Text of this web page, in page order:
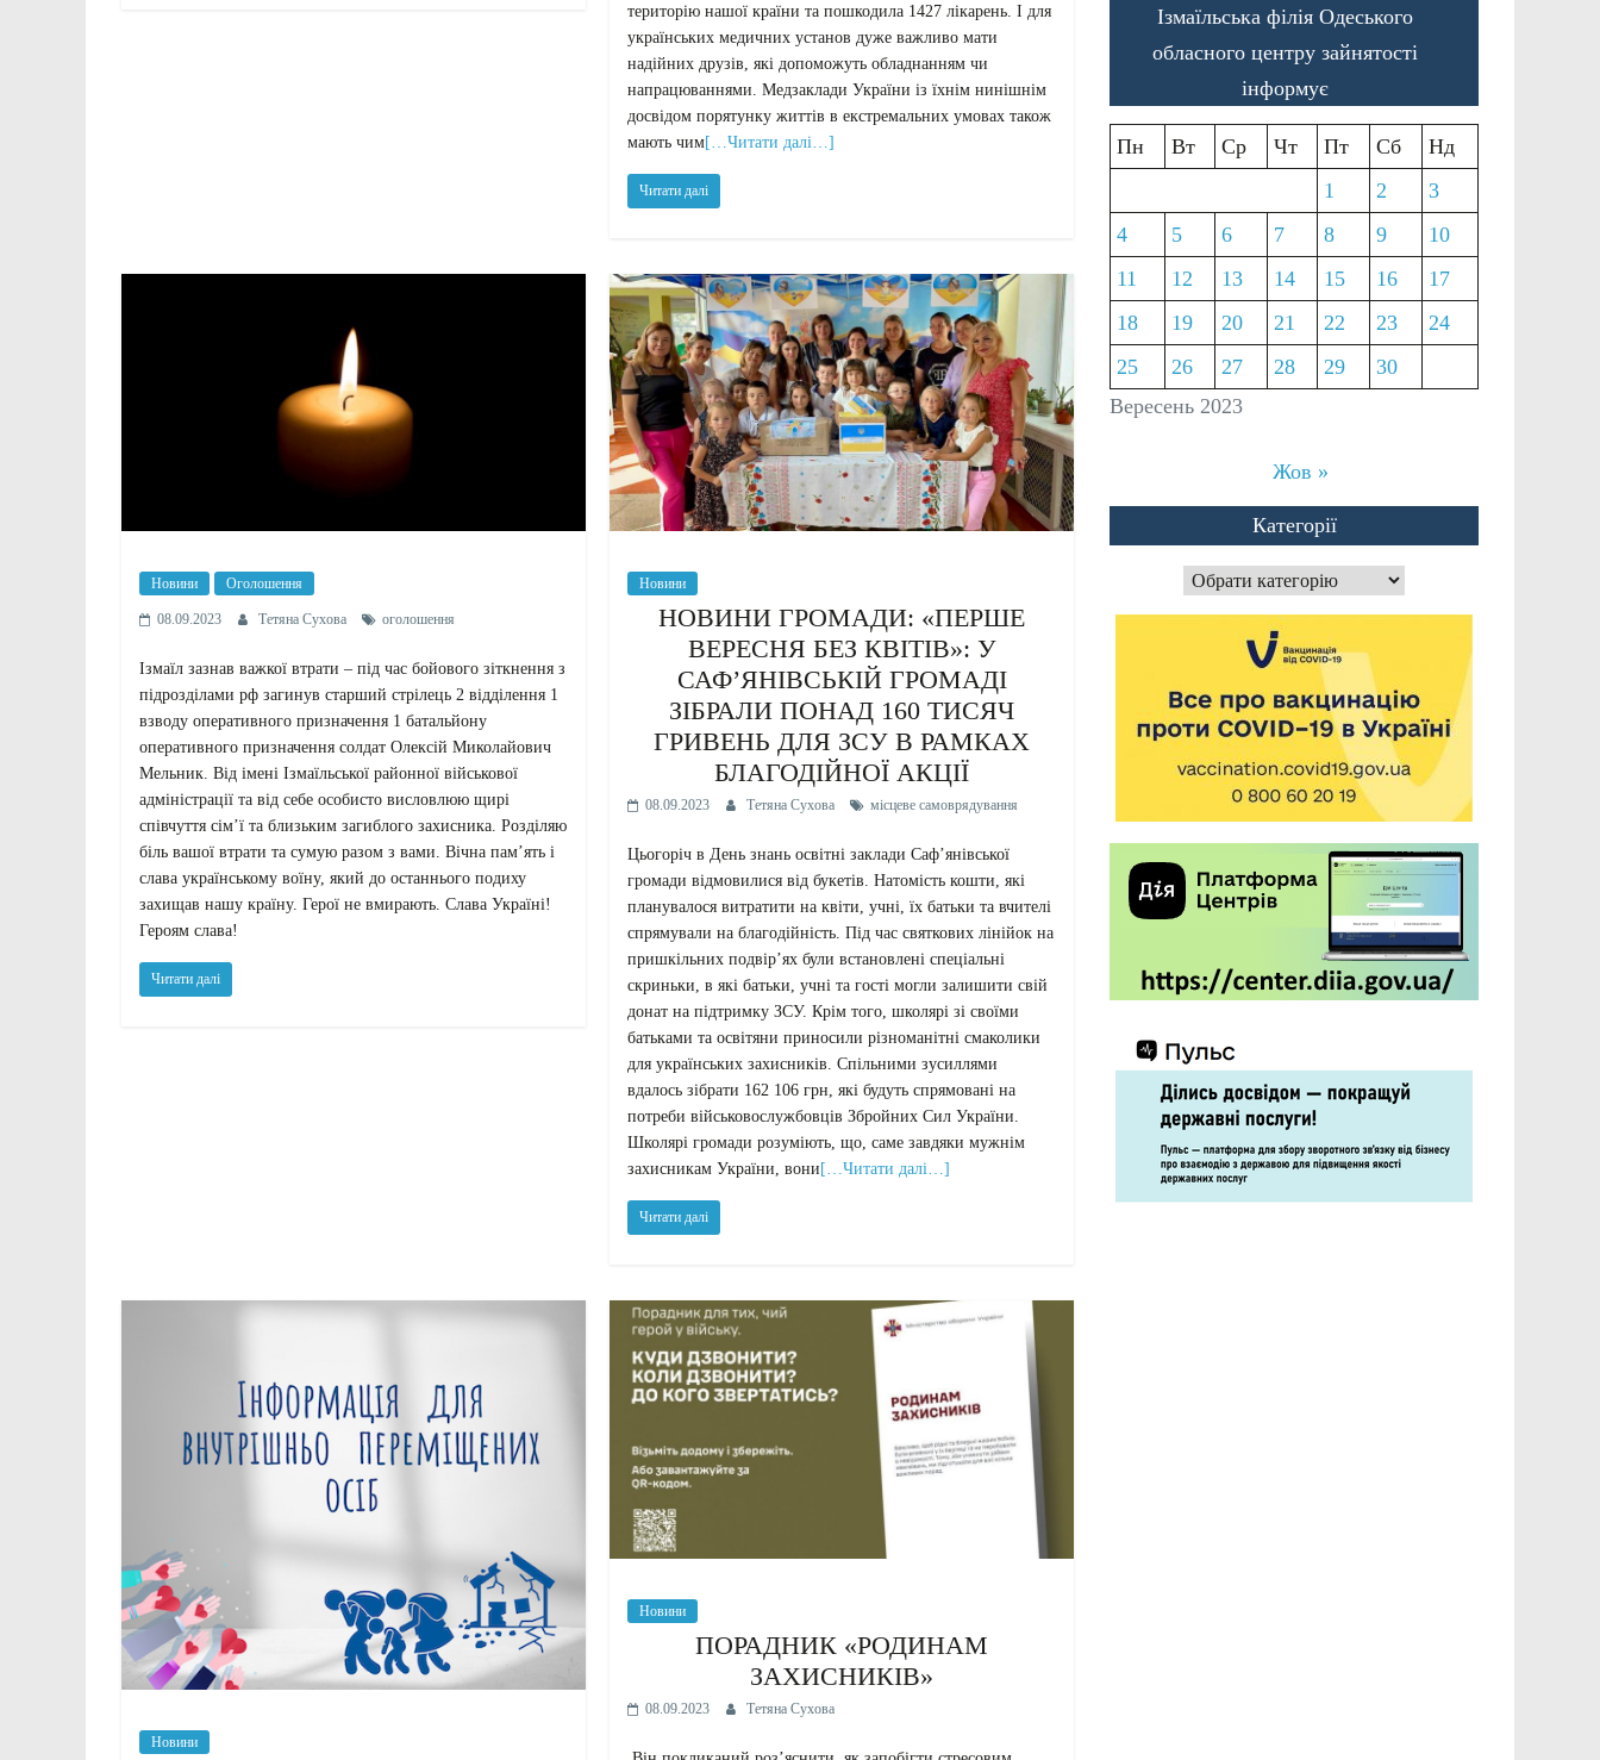
територію нашої країни та пошкодила 1427 лікарень. І для
українських медичних установ дуже важливо мати
надійних друзів, які допоможуть обладнанням чи
напрацюваннями. Медзаклади України із їхнім нинішнім
досвідом порятунку життів в екстремальних умовах також
мають чим[…Читати далі…]
Читати далі
Новини Оголошення
08.09.2023 Тетяна Сухова оголошення
Ізмаїл зазнав важкої втрати – під час бойового зіткнення з
підрозділами рф загинув старший стрілець 2 відділення 1
взводу оперативного призначення 1 батальйону
оперативного призначення солдат Олексій Миколайович
Мельник. Від імені Ізмаїльської районної військової
адміністрації та від себе особисто висловлюю щирі
співчуття сім’ї та близьким загиблого захисника. Розділяю
біль вашої втрати та сумую разом з вами. Вічна пам’ять і
слава українському воїну, який до останнього подиху
захищав нашу країну. Герої не вмирають. Слава Україні!
Героям слава!
Читати далі
Новини
НОВИНИ ГРОМАДИ: «ПЕРШЕ
ВЕРЕСНЯ БЕЗ КВІТІВ»: У
САФ’ЯНІВСЬКІЙ ГРОМАДІ
ЗІБРАЛИ ПОНАД 160 ТИСЯЧ
ГРИВЕНЬ ДЛЯ ЗСУ В РАМКАХ
БЛАГОДІЙНОЇ АКЦІЇ
08.09.2023 Тетяна Сухова місцеве самоврядування
Цьогоріч в День знань освітні заклади Саф’янівської
громади відмовилися від букетів. Натомість кошти, які
планувалося витратити на квіти, учні, їх батьки та вчителі
спрямували на благодійність. Під час святкових лінійок на
пришкільних подвір’ях були встановлені спеціальні
скриньки, в які батьки, учні та гості могли залишити свій
донат на підтримку ЗСУ. Крім того, школярі зі своїми
батьками та освітяни приносили різноманітні смаколики
для українських захисників. Спільними зусиллями
вдалось зібрати 162 106 грн, які будуть спрямовані на
потреби військовослужбовців Збройних Сил України.
Школярі громади розуміють, що, саме завдяки мужнім
захисникам України, вони […Читати далі…]
Читати далі
Новини
Новини
ПОРАДНИК «РОДИНАМ
ЗАХИСНИКІВ»
08.09.2023 Тетяна Сухова
Ізмаїльська філія Одеського
обласного центру зайнятості
інформує
Вересень 2023
Пн Вт Ср Чт Пт Сб
Нд
1
2
3
4
5 6 7 8 9
10
11
12 13 14 15 16
17
18
19 20 21 22 23
24
25
26 27 28 29 30
Жов »
Категорії
Категорії